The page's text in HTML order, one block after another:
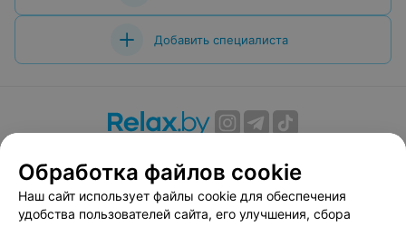
Добавить специалиста
Вакансии
Публичный договор
Способы оплаты
Публичный договор по использованию сервиса
«Афиша»
Обработка файлов cookie
Наш сайт использует файлы cookie для обеспечения
удобства пользователей сайта, его улучшения, сбора